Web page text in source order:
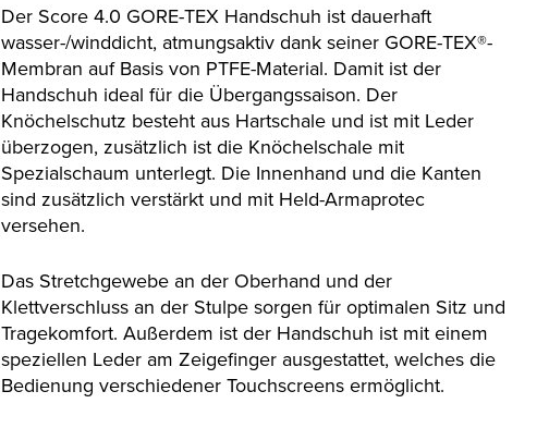
Der Score 4.0 GORE-TEX Handschuh ist dauerhaft
wasser-/winddicht, atmungsaktiv dank seiner GORE-TEX®-
Membran auf Basis von PTFE-Material. Damit ist der
Handschuh ideal für die Übergangssaison. Der
Knöchelschutz besteht aus Hartschale und ist mit Leder
überzogen, zusätzlich ist die Knöchelschale mit
Spezialschaum unterlegt. Die Innenhand und die Kanten
sind zusätzlich verstärkt und mit Held-Armaprotec
versehen.
Das Stretchgewebe an der Oberhand und der
Klettverschluss an der Stulpe sorgen für optimalen Sitz und
Tragekomfort. Außerdem ist der Handschuh ist mit einem
speziellen Leder am Zeigefinger ausgestattet, welches die
Bedienung verschiedener Touchscreens ermöglicht.